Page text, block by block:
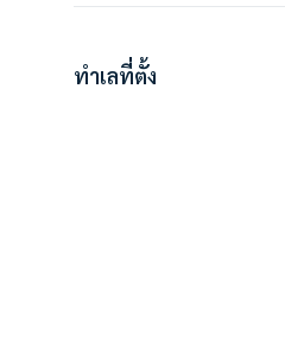
ทำเลที่ตั้ง